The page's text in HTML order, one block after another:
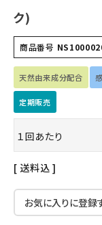
フェムケア
インナー・下着・ナイ
キッズ・ベビー・マタ
フード・ドリンク
ブランド
ク)
商品番号
天然由来成分配合
定期販売
１回あたり
送料込
お気に入りに登録